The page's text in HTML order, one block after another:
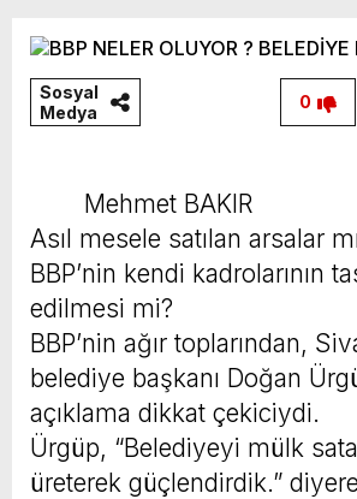
Sosyal
Medya
0
Mehmet BAKIR
Asıl mesele satılan arsalar
BBP’nin kendi kadrolarının
edilmesi mi?
BBP’nin ağır toplarından,
belediye başkanı Doğan
açıklama dikkat çekiciydi.
Ürgüp, “Belediyeyi mülk
üreterek güçlendirdik.”